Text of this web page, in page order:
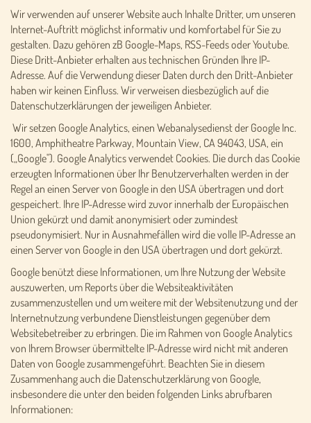
Wir verwenden auf unserer Website auch Inhalte Dritter, um unseren
Internet-Auftritt möglichst informativ und komfortabel für Sie zu
gestalten. Dazu gehören zB Google-Maps, RSS-Feeds oder Youtube.
Diese Dritt-Anbieter erhalten aus technischen Gründen Ihre IP-
Adresse. Auf die Verwendung dieser Daten durch den Dritt-Anbieter
haben wir keinen Einfluss. Wir verweisen diesbezüglich auf die
Datenschutzerklärungen der jeweiligen Anbieter.
Wir setzen Google Analytics, einen Webanalysedienst der Google Inc.
1600, Amphitheatre Parkway, Mountain View, CA 94043, USA, ein
(„Google"). Google Analytics verwendet Cookies. Die durch das Cookie
erzeugten Informationen über Ihr Benutzerverhalten werden in der
Regel an einen Server von Google in den USA übertragen und dort
gespeichert. Ihre IP-Adresse wird zuvor innerhalb der Europäischen
Union gekürzt und damit anonymisiert oder zumindest
pseudonymisiert. Nur in Ausnahmefällen wird die volle IP-Adresse an
einen Server von Google in den USA übertragen und dort gekürzt.
Google benützt diese Informationen, um Ihre Nutzung der Website
auszuwerten, um Reports über die Websiteaktivitäten
zusammenzustellen und um weitere mit der Websitenutzung und der
Internetnutzung verbundene Dienstleistungen gegenüber dem
Websitebetreiber zu erbringen. Die im Rahmen von Google Analytics
von Ihrem Browser übermittelte IP-Adresse wird nicht mit anderen
Daten von Google zusammengeführt. Beachten Sie in diesem
Zusammenhang auch die Datenschutzerklärung von Google,
insbesondere die unter den beiden folgenden Links abrufbaren
Informationen: